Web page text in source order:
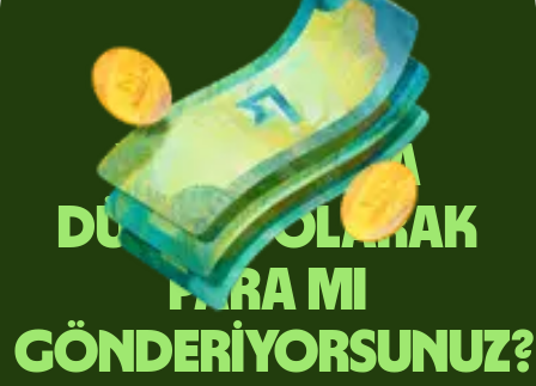
Yurt dışına
düzenli olarak
para mı
gönderiyorsunuz?